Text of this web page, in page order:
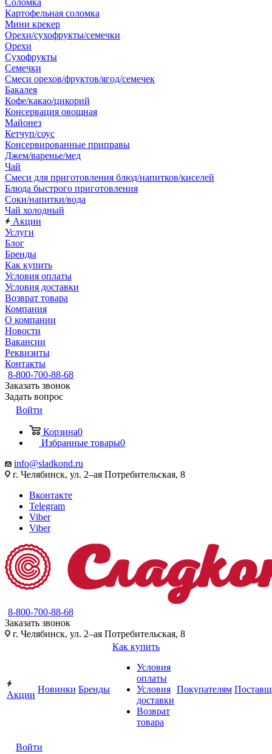
Соломка
Картофельная соломка
Мини крекер
Орехи/сухофрукты/семечки
Орехи
Сухофрукты
Семечки
Смеси орехов/фруктов/ягод/семечек
Бакалея
Кофе/какао/цикорий
Консервация овощная
Майонез
Кетчуп/соус
Консервированные приправы
Джем/варенье/мед
Чай
Смеси для приготовления блюд/напитков/киселей
Блюда быстрого приготовления
Соки/напитки/вода
Чай холодный
Акции
Услуги
Блог
Бренды
Как купить
Условия оплаты
Условия доставки
Возврат товара
Компания
О компании
Новости
Вакансии
Реквизиты
Контакты
8-800-700-88-68
Заказать звонок
Задать вопрос
Войти
Корзина0
Избранные товары0
info@sladkond.ru
г. Челябинск, ул. 2–ая Потребительская, 8
Вконтакте
Telegram
Viber
Viber
8-800-700-88-68
Заказать звонок
г. Челябинск, ул. 2–ая Потребительская, 8
Акции
Новинки Бренды
Как купить
Условия
оплаты
Условия
доставки
Возврат
товара
Покупателям
Войти